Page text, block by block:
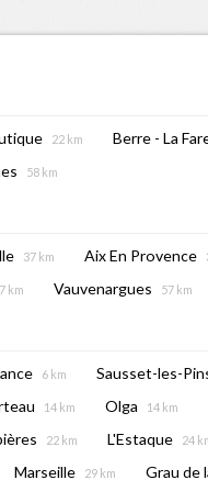
22 km Berre - La
58 km
37 km Aix En Provence
km Vauvenargues 57 km
6 km Sausset-les-
14 km Olga 14 km
22 km L'Estaque 24
Marseille 29 km Grau de